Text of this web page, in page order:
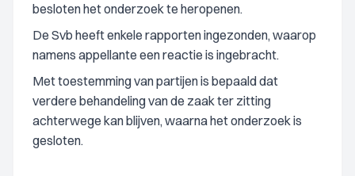
besloten het onderzoek te heropenen.
De Svb heeft enkele rapporten ingezonden, waarop
namens appellante een reactie is ingebracht.
Met toestemming van partijen is bepaald dat
verdere behandeling van de zaak ter zitting
achterwege kan blijven, waarna het onderzoek is
gesloten.